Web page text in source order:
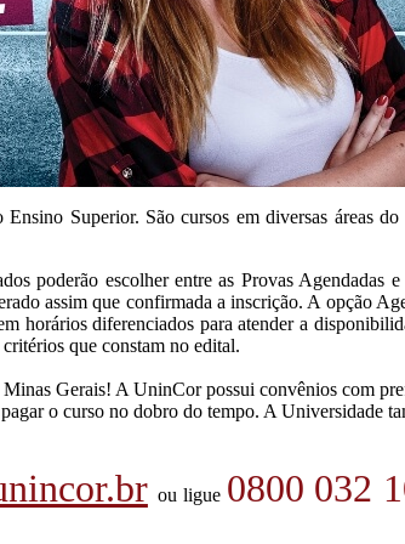
Superior. São cursos em diversas áreas
poderão escolher entre as Provas
assim que confirmada a inscrição. A opção
horários diferenciados para atender a
que constam no edital.
Gerais! A UninCor possui convênios com
o curso no dobro do tempo. A Universidade
ou ligue 0800 032